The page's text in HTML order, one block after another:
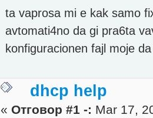
ta vaprosa mi e kak samo
avtomati4no da gi pra6ta
konfiguracionen fajl moje
dhcp help
« Отговор #1 -: Mar 17,